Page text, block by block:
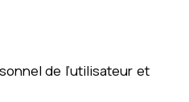
de l’utilisateur et